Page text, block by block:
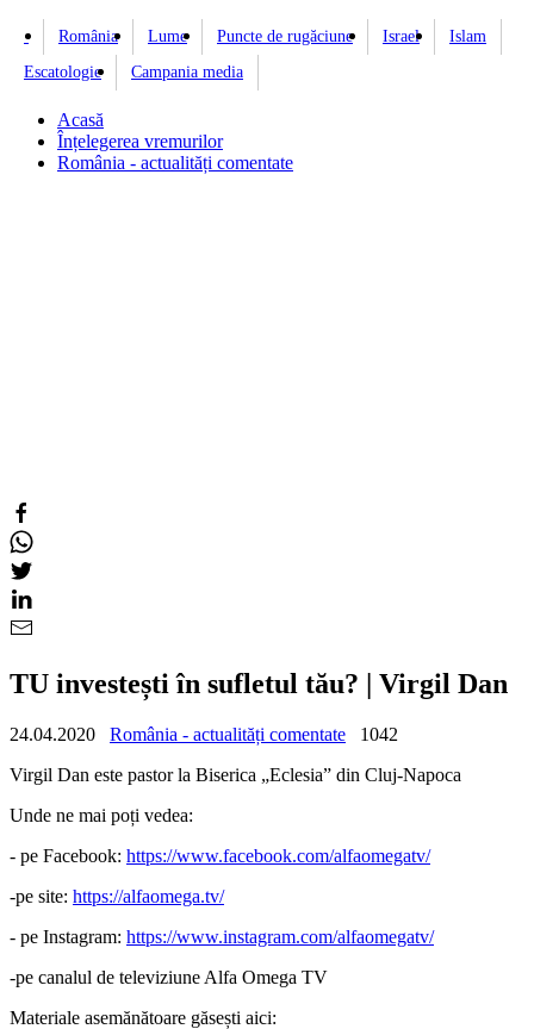
România Lume Puncte de rugăciune Israel
Islam
Escatologie
Campania media
Acasă
Înțelegerea vremurilor
România - actualități comentate
TU investești în sufletul tău? | Virgil Dan
24.04.2020 România - actualități comentate
1042
Virgil Dan este pastor la Biserica „Eclesia” din Cluj-Napoca
Unde ne mai poți vedea:
- pe Facebook: https://www.facebook.com/alfaomegatv/
-pe site: https://alfaomega.tv/
- pe Instagram: https://www.instagram.com/alfaomegatv/
-pe canalul de televiziune Alfa Omega TV
Materiale asemănătoare găsești aici: